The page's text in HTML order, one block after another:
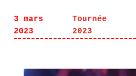
3 mars
2023
Tournée
2023